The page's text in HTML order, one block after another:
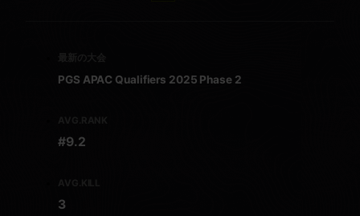
PGS APAC Qualifiers 2025 Phase 2
#9.2
3